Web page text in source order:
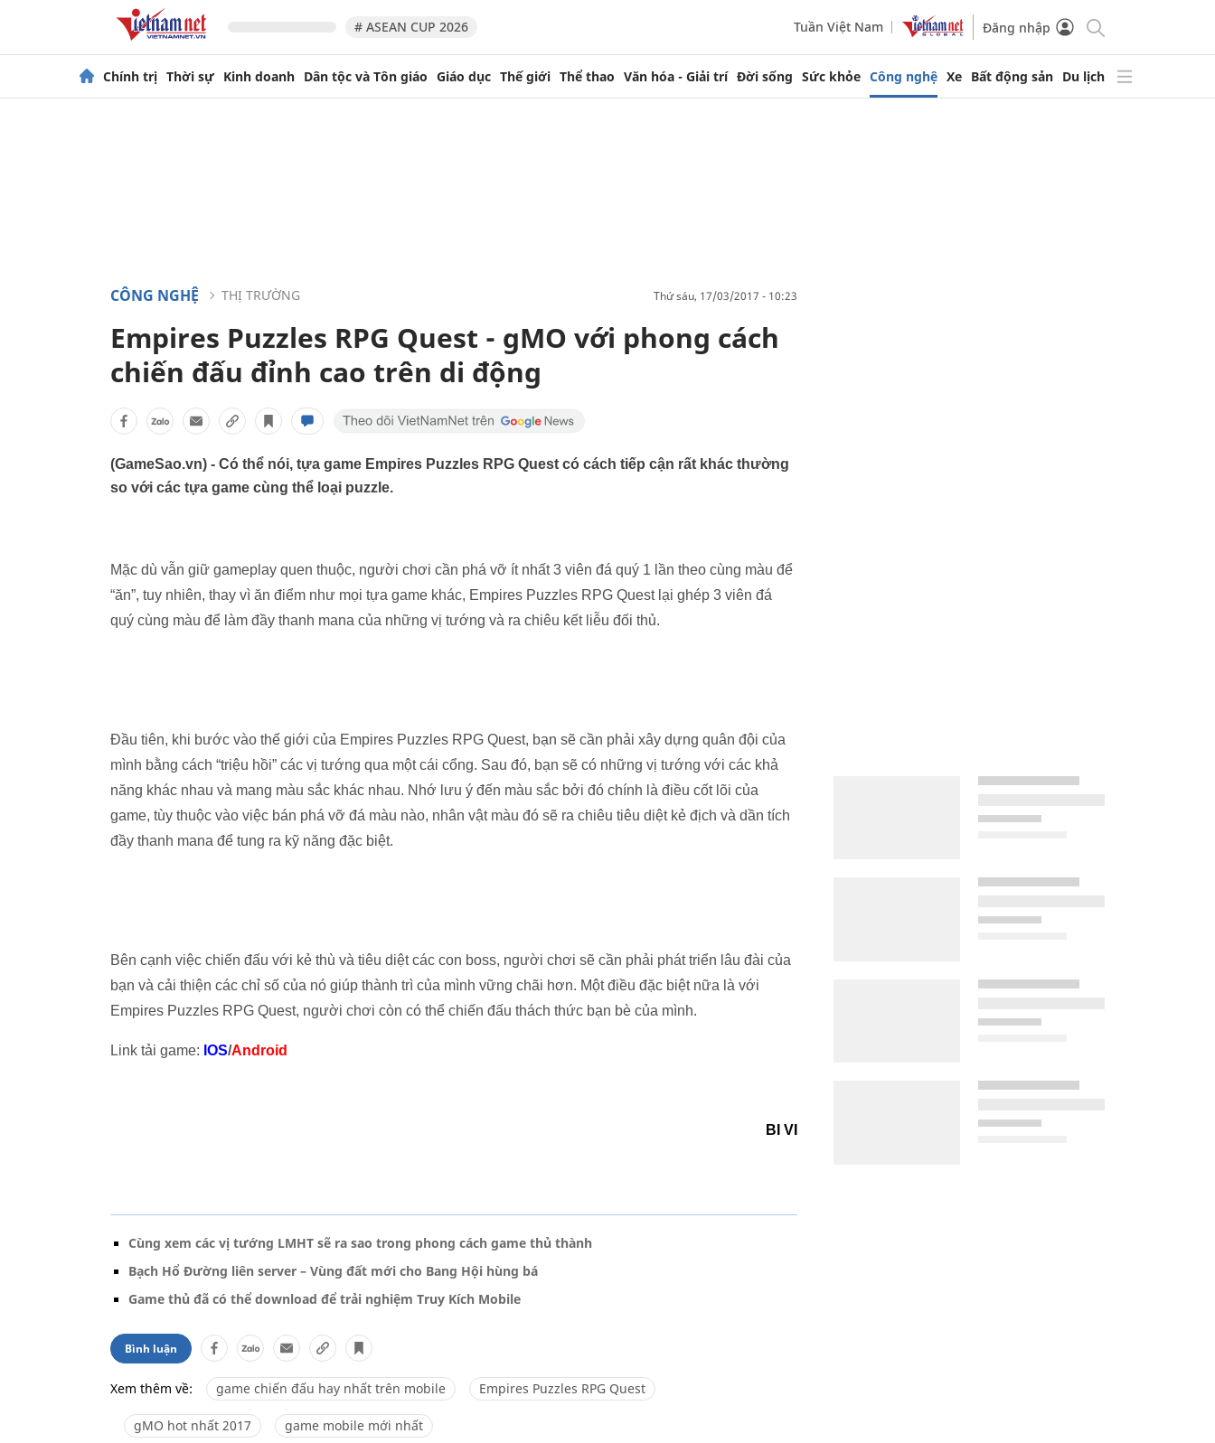
# ASEAN CUP 2026 Tuần Việt Nam Đăng nhập
Chính trị Thời sự Kinh doanh Dân tộc và Tôn giáo Giáo dục Thế giới Thể thao Văn hóa - Giải trí Đời sống Sức khỏe Công nghệ Xe Bất động sản Du lịch
CÔNG NGHỆ THỊ TRƯỜNG thứ sáu, 17/03/2017 - 10:23
Empires Puzzles RPG Quest - gMO với phong cách
chiến đấu đỉnh cao trên di động
(GameSao.vn) - Có thể nói, tựa game Empires Puzzles RPG Quest có cách tiếp cận rất khác thường
so với các tựa game cùng thể loại puzzle.
Mặc dù vẫn giữ gameplay quen thuộc, người chơi cần phá vỡ ít nhất 3 viên đá quý 1 lần theo cùng màu để
“ăn”, tuy nhiên, thay vì ăn điểm như mọi tựa game khác, Empires Puzzles RPG Quest lại ghép 3 viên đá
quý cùng màu để làm đầy thanh mana của những vị tướng và ra chiêu kết liễu đối thủ.
Đầu tiên, khi bước vào thế giới của Empires Puzzles RPG Quest, bạn sẽ cần phải xây dựng quân đội của
mình bằng cách “triệu hồi” các vị tướng qua một cái cổng. Sau đó, bạn sẽ có những vị tướng với các khả
năng khác nhau và mang màu sắc khác nhau. Nhớ lưu ý đến màu sắc bởi đó chính là điều cốt lõi của
game, tùy thuộc vào việc bán phá vỡ đá màu nào, nhân vật màu đó sẽ ra chiêu tiêu diệt kẻ địch và dần tích
đầy thanh mana để tung ra kỹ năng đặc biệt.
Bên cạnh việc chiến đấu với kẻ thù và tiêu diệt các con boss, người chơi sẽ cần phải phát triển lâu đài của
bạn và cải thiện các chỉ số của nó giúp thành trì của mình vững chãi hơn. Một điều đặc biệt nữa là với
Empires Puzzles RPG Quest, người chơi còn có thể chiến đấu thách thức bạn bè của mình.
Link tải game: IOS/Android
BI VI
Cùng xem các vị tướng LMHT sẽ ra sao trong phong cách game thủ thành
Bạch Hổ Đường liên server – Vùng đất mới cho Bang Hội hùng bá
Game thủ đã có thể download để trải nghiệm Truy Kích Mobile
Bình luận
Xem thêm về: game chiến đấu hay nhất trên mobile Empires Puzzles RPG Quest
gMO hot nhất 2017 game mobile mới nhất